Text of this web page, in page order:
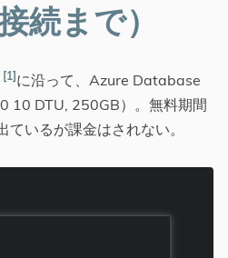
続まで）
1 に沿って、Azure Database
10 DTU, 250GB）。無料期間
いるが課金はされない。